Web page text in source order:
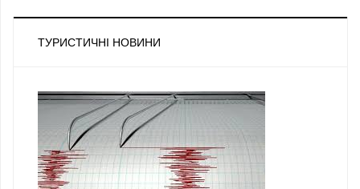
ТУРИСТИЧНІ НОВИНИ